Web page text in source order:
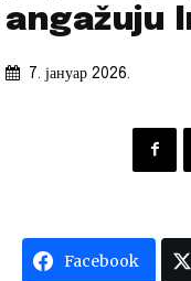
angažuju
7. јануар 2026.
Facebook